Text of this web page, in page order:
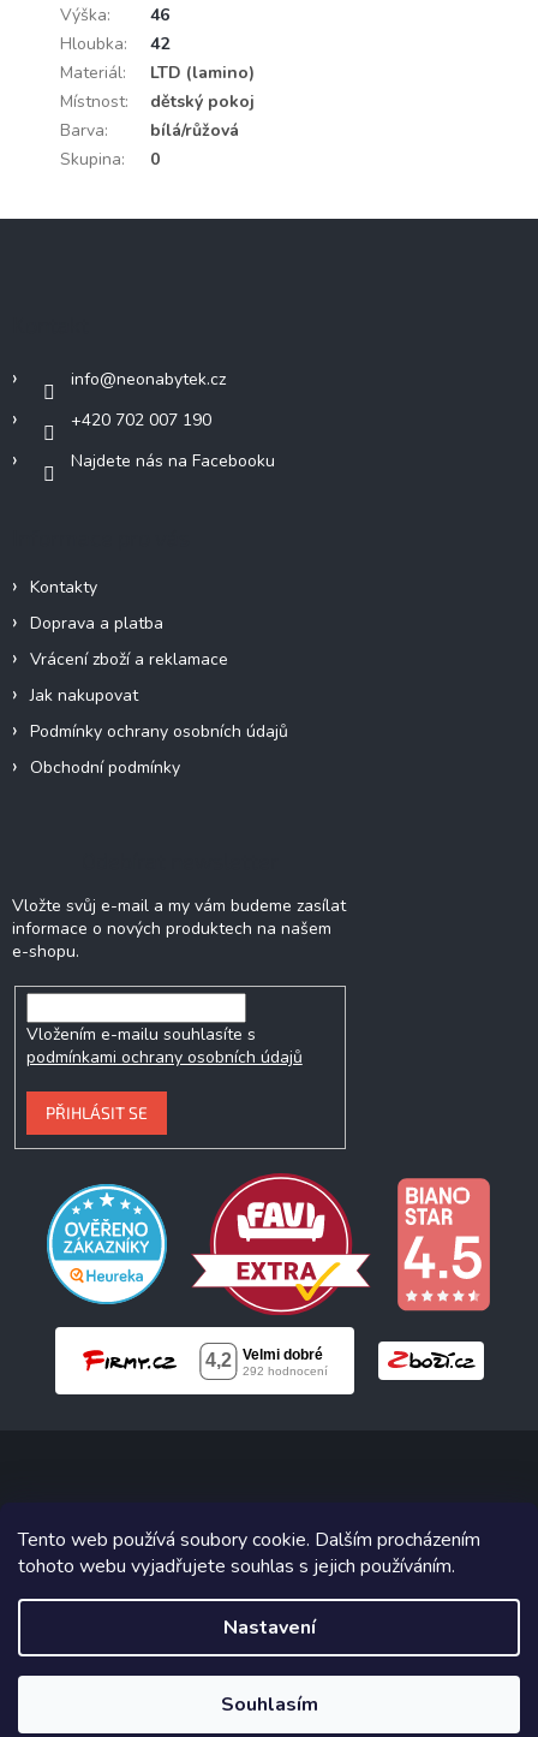
Tento web používá soubory cookie. Dalším procházením
tohoto webu vyjadřujete souhlas s jejich používáním.
Nastavení
Souhlasím
Výška:
46
Hloubka:
42
Materiál:
LTD (lamino)
Místnost:
dětský pokoj
Barva:
bílá/růžová
Skupina: 0
info@neonabytek.cz
+420 702 007 190
Najdete nás na Facebooku
Kontakty
Doprava a platba
Vrácení zboží a reklamace
Jak nakupovat
Podmínky ochrany osobních údajů
Obchodní podmínky
Vložte svůj e-mail a my vám budeme zasílat
informace o nových produktech na našem
e-shopu.
Vložením e-mailu souhlasíte s
podmínkami ochrany osobních údajů
PŘIHLÁSIT SE
Copyright 2026 Neonabytek.cz
. Všechna práva vyhrazena.
Grafický návrh vytvořil a na Shoptet implementoval Tomáš Hlad
Shoptetak.cz.